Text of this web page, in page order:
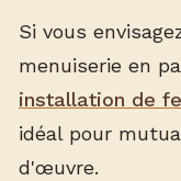
Si vous
menuiserie en
installation de
idéal pour
d'œuvre.